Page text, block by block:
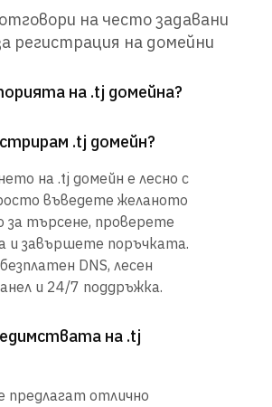
на често задавани
регистрация на домейни
на .tj домейна?
.tj домейн?
на .tj домейн е лесно с
въведете желаното
за търсене, проверете
и завършете поръчката.
DNS, лесен
и 24/7 поддръжка.
на .tj
предлагат отлично